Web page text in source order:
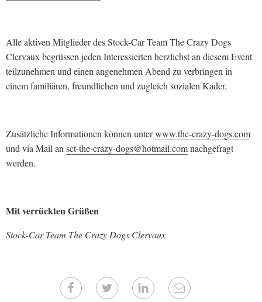
Alle aktiven Mitglieder des Stock-Car Team The Crazy Dogs
Clervaux begrüssen jeden Interessierten herzlichst an diesem Event
teilzunehmen und einen angenehmen Abend zu verbringen in
einem familiären, freundlichen und zugleich sozialen Kader.
Zusätzliche Informationen können unterwww.the-crazy-dogs.com
und via Mail an sct-the-crazy-dogs@hotmail.comnachgefragt
werden.
Mit verrückten Grüßen
Stock-Car Team The Crazy Dogs Clervaux